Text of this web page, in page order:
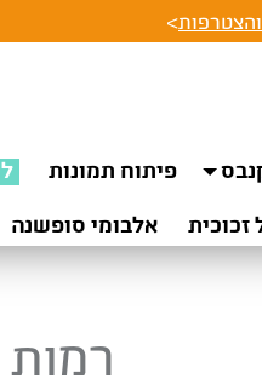
>
פיתוח תמונות
אלבומי סופשנה